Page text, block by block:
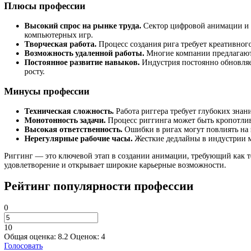
Плюсы профессии
Высокий спрос на рынке труда. Сектор цифровой анимации и
компьютерных игр.
Творческая работа. Процесс создания рига требует
Возможность удаленной работы. Многие компании
Постоянное развитие навыков. Индустрия постоянно
росту.
Минусы профессии
Техническая сложность. Работа риггера требует глубоких
Монотонность задачи. Процесс риггинга может быть
Высокая ответственность. Ошибки в ригах могут повлиять на
Нерегулярные рабочие часы. Жесткие дедлайны в индустрии
Риггинг — это ключевой этап в создании анимации, требующий как
удовлетворение и открывает широкие карьерные возможности.
Рейтинг популярности профессии
0
10
Общая оценка: 8.2 Оценок: 4
Голосовать